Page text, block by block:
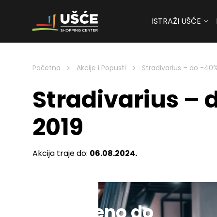
Skip to content
ISTRAŽI UŠĆE
Početna > Akcije i Popusti > Stradivarius – do -
Stradivarius –
2019
Akcija traje do: 06.08.2024.